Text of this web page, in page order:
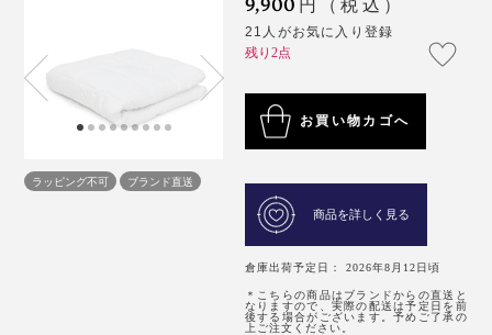
ラッピング不可 ブランド直送
円（税込）
21人がお気に入り登録
残り2点
お買い物カゴへ
商品を詳しく見る
倉庫出荷予定日： 2026年8月12日頃
＊こちらの商品はブランドからの直送と
なりますので、実際の配送は予定日を前
後する場合がございます。予めご了承の
上ご注文ください。